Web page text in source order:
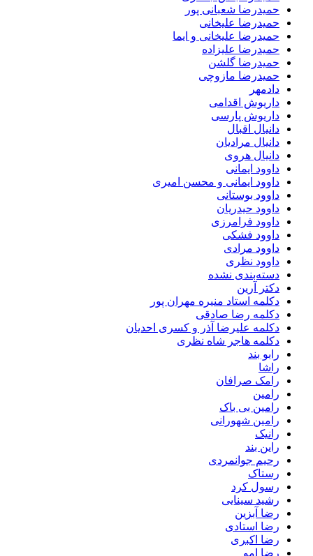
حمیدرضا شعبانی پور
حمیدرضا علیخانی
حمیدرضا علیخانی و ایما
حمیدرضا علیزاده
حمیدرضا گلشن
حمیدرضا مازوچی
دادمهر
داریوش اقدامی
داریوش پارسی
دانیال اقبال
دانیال مرادیان
دانیال هروی
داوود ایمانی
داوود ایمانی و محسن امیری
داوود بوستانی
داوود حیدریان
داوود فرامرزی
داوود فشکی
داوود مرادی
داوود نظری
دسته‌بندی نشده
دکتر آرین
دکلمه استاد منیره مهران پور
دکلمه رضا صادقی
دکلمه علیرضا آذر و کسری احدیان
دکلمه هاجر شاه نظری
رابو بند
راشا
رامک صرافان
رامین
رامین بی باک
رامین شهورانی
رانیک
راین بند
رحیم جوانمردی
رستاک
رسول کرد
رشید سینایی
رضا آبزین
رضا استادی
رضا اکبری
رضا امو